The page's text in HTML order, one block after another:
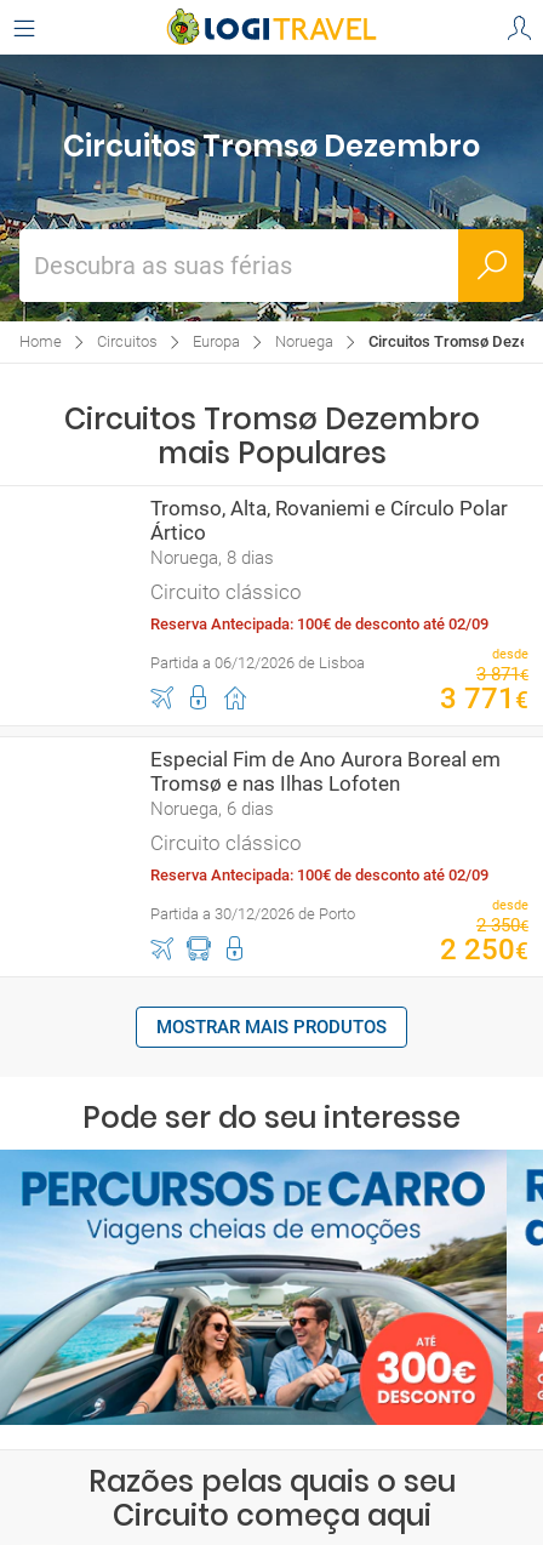
Circuitos Tromsø Dezembro
Descubra as suas férias
Home Circuitos Europa Noruega Circuitos Tromsø
Circuitos Tromsø Dezembro
mais Populares
Tromso, Alta, Rovaniemi e Círculo Polar
Ártico
Noruega, 8 dias
Circuito clássico
Reserva Antecipada: 100€ de desconto até 02/09
Partida a 06/12/2026 de Lisboa desde
3 871€
3 771 €
Especial Fim de Ano Aurora Boreal em
Tromsø e nas Ilhas Lofoten
Noruega, 6 dias
Circuito clássico
Reserva Antecipada: 100€ de desconto até 02/09
Partida a 30/12/2026 de Porto desde
2 350€
2 250€
MOSTRAR MAIS PRODUTOS
Pode ser do seu interesse
Razões pelas quais o seu
Circuito começa aqui